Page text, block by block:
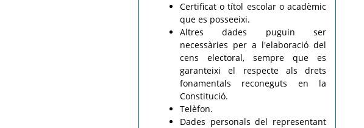
Certificat o títol escolar o acadèmic
que es posseeixi.
Altres dades puguin ser
necessàries per a l'elaboració del
cens electoral, sempre que es
garanteixi el respecte als drets
fonamentals reconeguts en la
Constitució.
Telèfon.
Dades personals del representant